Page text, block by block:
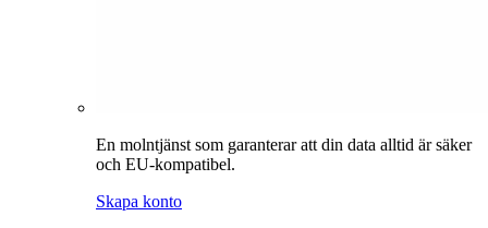
En molntjänst som garanterar att din data alltid är säker
och EU-kompatibel.
Skapa konto